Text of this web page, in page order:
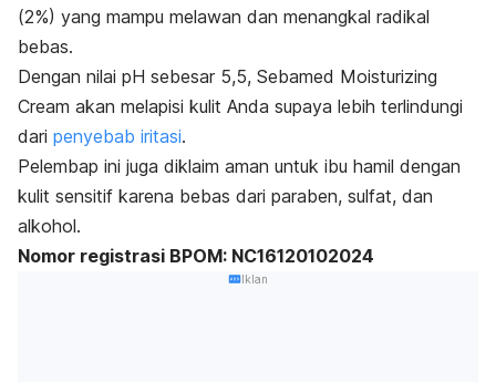
(2%) yang mampu melawan dan menangkal radikal
bebas.
Dengan nilai pH sebesar 5,5, Sebamed Moisturizing
Cream akan melapisi kulit Anda supaya lebih terlindungi
dari penyebab iritasi.
Pelembap ini juga diklaim aman untuk ibu hamil dengan
kulit sensitif karena bebas dari paraben, sulfat, dan
alkohol.
Nomor registrasi BPOM: NC16120102024
Iklan